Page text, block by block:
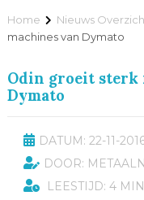
Home Nieuws
machines van Dymato
Odin groeit sterk
Dymato
DATUM: 22-11-
DOOR:
LEESTIJD: 4